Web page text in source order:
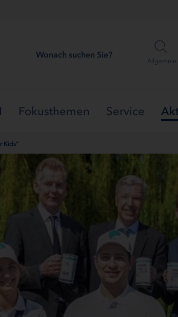
Wonach suchen Sie?
Allgemein
Fokusthemen Service
Kids“